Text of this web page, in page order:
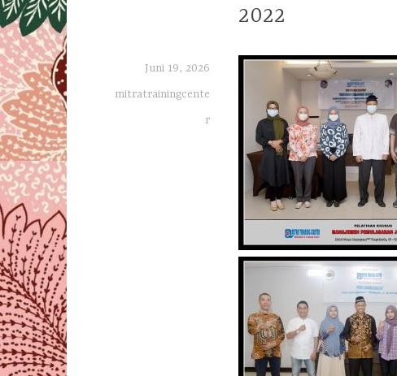
2022
Juni 19, 2026
mitratrainingcente
r